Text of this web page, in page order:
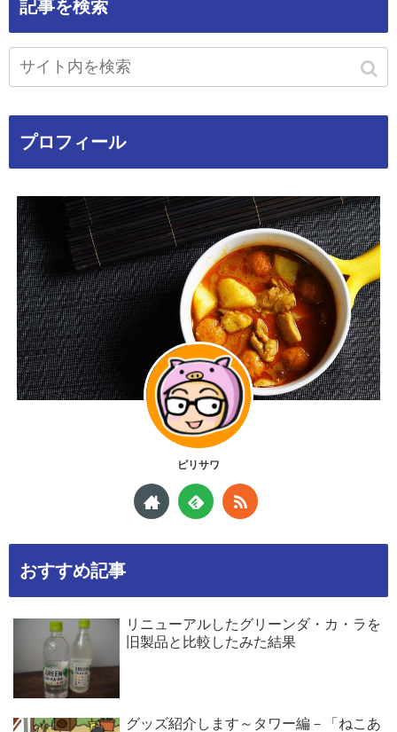
記事を検索
プロフィール
ピリサワ
おすすめ記事
リニューアルしたグリーンダ・カ・ラを
旧製品と比較したみた結果
グッズ紹介します～タワー編－「ねこあ